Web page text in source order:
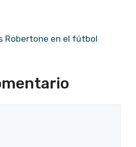
Robertone en el fútbol